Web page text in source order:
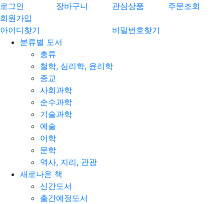
로그인 장바구니 관심상품
주문조회
회원가입
아이디찾기
비밀번호찾기
분류별 도서
총류
철학, 심리학, 윤리학
종교
사회과학
순수과학
기술과학
예술
어학
문학
역사, 지리, 관광
새로나온 책
신간도서
출간예정도서